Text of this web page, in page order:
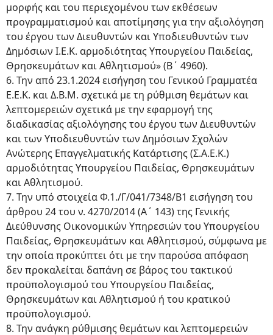
μορφής και του περιεχομένου των εκθέσεων
προγραμματισμού και αποτίμησης για την αξιολόγηση
του έργου των Διευθυντών και Υποδιευθυντών των
Δημόσιων Ι.Ε.Κ. αρμοδιότητας Υπουργείου Παιδείας,
Θρησκευμάτων και Αθλητισμού» (Β΄ 4960).
6. Την από 23.1.2024 εισήγηση του Γενικού Γραμματέα
Ε.Ε.Κ. και Δ.Β.Μ. σχετικά με τη ρύθμιση θεμάτων και
λεπτομερειών σχετικά με την εφαρμογή της
διαδικασίας αξιολόγησης του έργου των Διευθυντών
και των Υποδιευθυντών των Δημόσιων Σχολών
Ανώτερης Επαγγελματικής Κατάρτισης (Σ.Α.Ε.Κ.)
αρμοδιότητας Υπουργείου Παιδείας, Θρησκευμάτων
και Αθλητισμού.
7. Την υπό στοιχεία Φ.1./Γ/041/7348/Β1 εισήγηση του
άρθρου 24 του ν. 4270/2014 (Α΄ 143) της Γενικής
Διεύθυνσης Οικονομικών Υπηρεσιών του Υπουργείου
Παιδείας, Θρησκευμάτων και Αθλητισμού, σύμφωνα με
την οποία προκύπτει ότι με την παρούσα απόφαση
δεν προκαλείται δαπάνη σε βάρος του τακτικού
προϋπολογισμού του Υπουργείου Παιδείας,
Θρησκευμάτων και Αθλητισμού ή του κρατικού
προϋπολογισμού.
8. Την ανάγκη ρύθμισης θεμάτων και λεπτομερειών